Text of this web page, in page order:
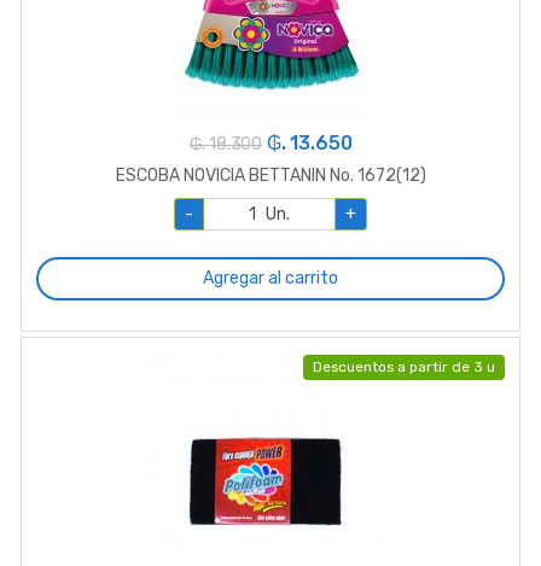
₲. 18.300 ₲. 13.650
ESCOBA NOVICIA BETTANIN No. 1672(12)
-
Un. +
Agregar al carrito
Descuentos a partir de 3 u